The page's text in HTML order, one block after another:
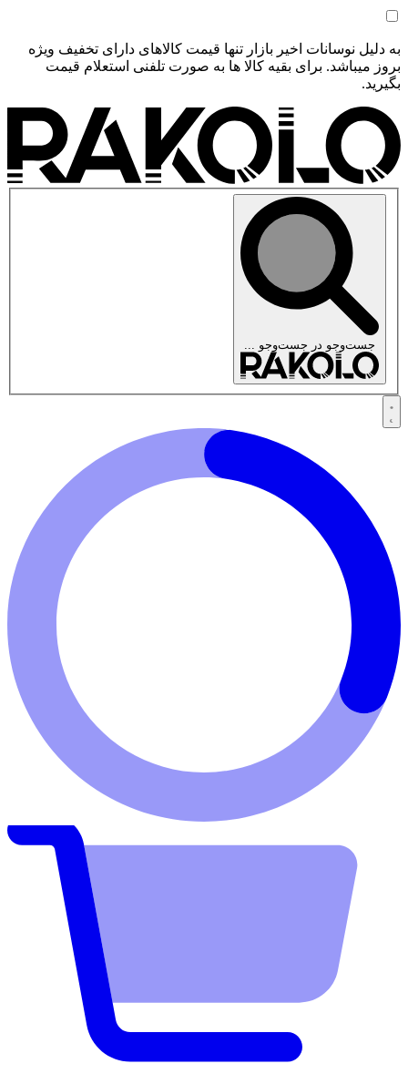
به دلیل نوسانات اخیر بازار تنها قیمت کالاهای دارای تخفیف ویژه
بروز میباشد. برای بقیه کالا ها به صورت تلفنی استعلام قیمت
بگیرید.
جست‌وجو در جست‌وجو ...